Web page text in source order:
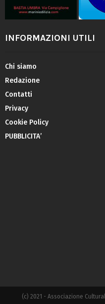
INFORMAZIONI UTILI
Chi siamo
Redazione
Contatti
Privacy
Cookie Policy
PUBBLICITA’
(c) 2021 - Associazione